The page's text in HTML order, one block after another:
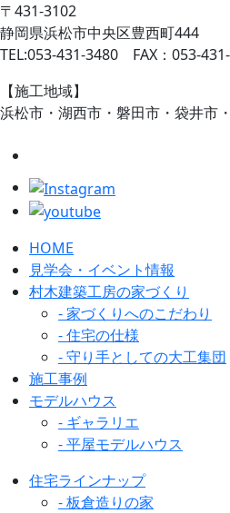
〒431-3102
静岡県浜松市中央区豊西町444
TEL:053-431-3480 FAX：053-
【施工地域】
浜松市・湖西市・磐田市・袋井市
HOME
見学会・イベント情報
村木建築工房の家づくり
- 家づくりへのこだわり
- 住宅の仕様
- 守り手としての大工集団
施工事例
モデルハウス
- ギャラリエ
- 平屋モデルハウス
住宅ラインナップ
- 板倉造りの家